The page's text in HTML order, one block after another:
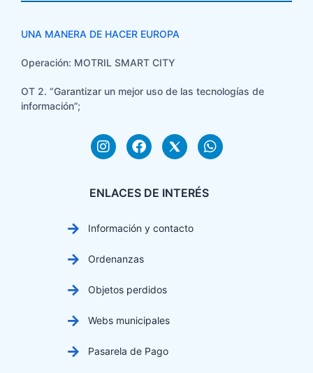
UNA MANERA DE HACER EUROPA
Operación: MOTRIL SMART CITY
OT 2. “Garantizar un mejor uso de las tecnologías de
información”;
ENLACES DE INTERÉS
Información y contacto
Ordenanzas
Objetos perdidos
Webs municipales
Pasarela de Pago